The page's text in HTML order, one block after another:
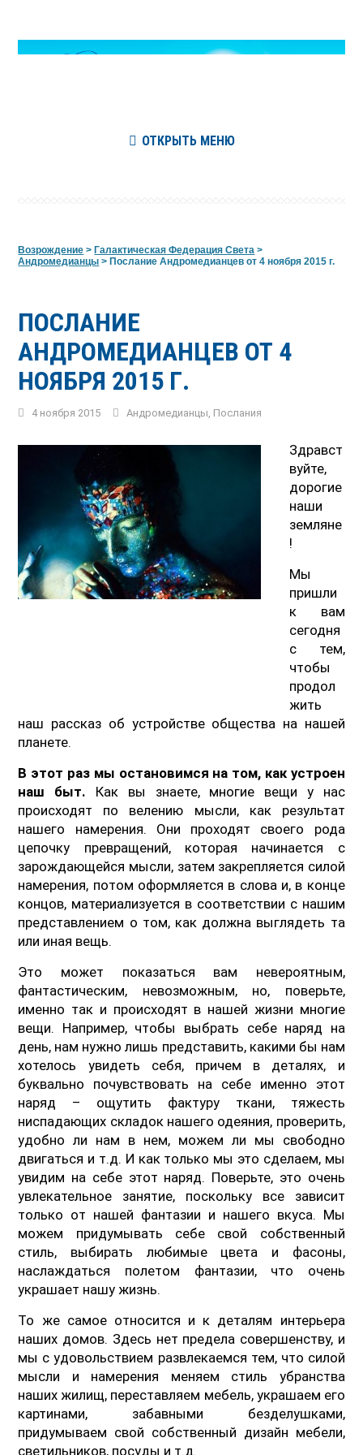
ОТКРЫТЬ МЕНЮ
Возрождение >Галактическая Федерация Света >
Андромедианцы >Послание Андромедианцев от 4 ноября 2015 г.
ПОСЛАНИЕ
АНДРОМЕДИАНЦЕВ ОТ 4
НОЯБРЯ 2015 Г.
4 ноября 2015 Андромедианцы Послания
Здравст
вуйте,
дорогие
наши
земляне
!
Мы
пришли
к вам
сегодня
с тем,
чтобы
продол
жить
наш рассказ об устройстве общества на нашей
планете.
В этот раз мы остановимся на том, как устроен
наш быт. Как вы знаете, многие вещи у нас
происходят по велению мысли, как результат
нашего намерения. Они проходят своего рода
цепочку превращений, которая начинается с
зарождающейся мысли, затем закрепляется силой
намерения, потом оформляется в слова и, в конце
концов, материализуется в соответствии с нашим
представлением о том, как должна выглядеть та
или иная вещь.
Это может показаться вам невероятным,
фантастическим, невозможным, но, поверьте,
именно так и происходят в нашей жизни многие
вещи. Например, чтобы выбрать себе наряд на
день, нам нужно лишь представить, какими бы нам
хотелось увидеть себя, причем в деталях, и
буквально почувствовать на себе именно этот
наряд – ощутить фактуру ткани, тяжесть
ниспадающих складок нашего одеяния, проверить,
удобно ли нам в нем, можем ли мы свободно
двигаться и т.д. И как только мы это сделаем, мы
увидим на себе этот наряд. Поверьте, это очень
увлекательное занятие, поскольку все зависит
только от нашей фантазии и нашего вкуса. Мы
можем придумывать себе свой собственный
стиль, выбирать любимые цвета и фасоны,
наслаждаться полетом фантазии, что очень
украшает нашу жизнь.
То же самое относится и к деталям интерьера
наших домов. Здесь нет предела совершенству, и
мы с удовольствием развлекаемся тем, что силой
мысли и намерения меняем стиль убранства
наших жилищ, переставляем мебель, украшаем его
картинами, забавными безделушками,
придумываем свой собственный дизайн мебели,
светильников, посуды и т.д.